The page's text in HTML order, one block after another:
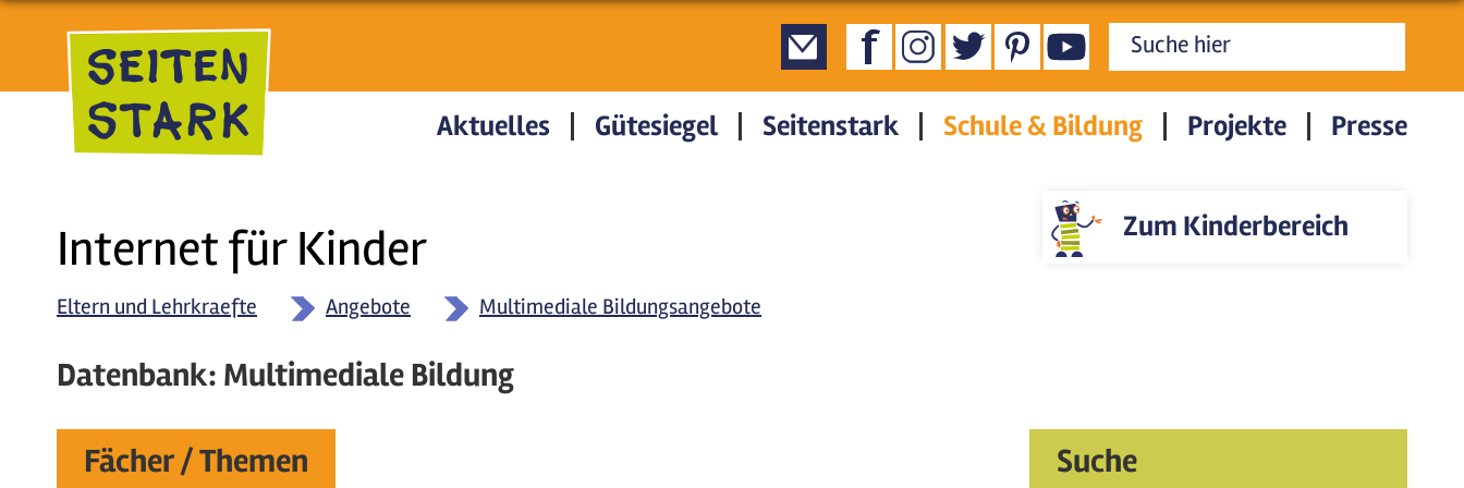
Direkt zum Inhalt
Internet für Kinder
Suchformular
Aktuelles Gütesiegel Seitenstark Schule & Bildung Projekte Presse
Zum Kinderbereich
Eltern und Lehrkraefte Angebote Multimediale Bildungsangebote
Datenbank: Multimediale Bildung
Suche
Fächer / Themen